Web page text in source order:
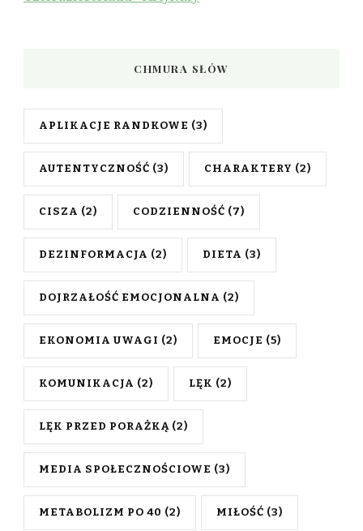
CHMURA SŁÓW
APLIKACJE RANDKOWE (3)
AUTENTYCZNOŚĆ (3) CHARAKTERY (2)
CISZA (2) CODZIENNOŚĆ (7)
DEZINFORMACJA (2) DIETA (3)
DOJRZAŁOŚĆ EMOCJONALNA (2)
EKONOMIA UWAGI (2) EMOCJE (5)
KOMUNIKACJA (2) LĘK (2)
LĘK PRZED PORAŻKĄ (2)
MEDIA SPOŁECZNOŚCIOWE (3)
METABOLIZM PO 40 (2) MIŁOŚĆ (3)